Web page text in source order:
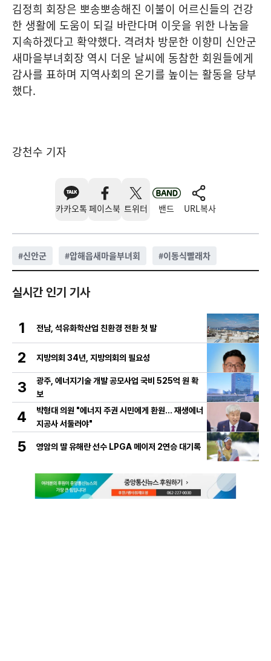
김정희 회장은 뽀송뽀송해진 이불이 어르신들의 건강
한 생활에 도움이 되길 바란다며 이웃을 위한 나눔을
지속하겠다고 확약했다. 격려차 방문한 이향미 신안군
새마을부녀회장 역시 더운 날씨에 동참한 회원들에게
감사를 표하며 지역사회의 온기를 높이는 활동을 당부
했다.
강천수 기자
카카오톡 페이스북 트위터 밴드 URL복사
#신안군 #압해읍새마을부녀회 #이동식빨래차
실시간 인기 기사
1 전남, 석유화학산업 친환경 전환 첫 발
2 지방의회 34년, 지방의회의 필요성
3
광주, 에너지기술 개발 공모사업 국비 525억 원 확
보
4
박형대 의원 "에너지 주권 시민에게 환원... 재생에너
지공사 서둘러야"
5 영암의 딸 유해란 선수 LPGA 메이저 2연승 대기록